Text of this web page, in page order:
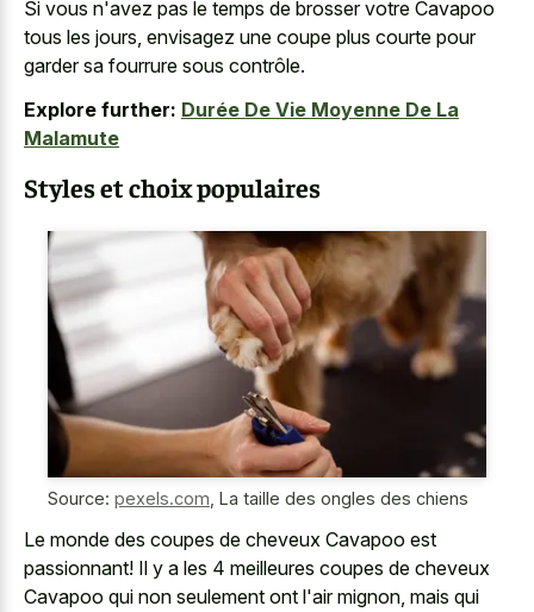
Si vous n'avez pas le temps de brosser votre Cavapoo
tous les jours, envisagez une coupe plus courte pour
garder sa fourrure sous contrôle.
Explore further: Durée De Vie Moyenne De La
Malamute
Styles et choix populaires
Source: pexels.com La taille des ongles des chiens
Le monde des coupes de cheveux Cavapoo est
passionnant! Il y a les 4 meilleures coupes de cheveux
Cavapoo qui non seulement ont l'air mignon, mais qui